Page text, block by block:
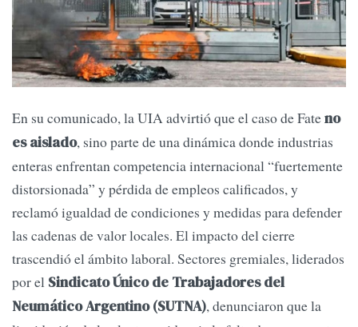
En su comunicado, la UIA advirtió que el caso de Fateno
es aislado, sino parte de una dinámica donde industrias
enteras enfrentan competencia internacional “fuertemente
distorsionada” y pérdida de empleos calificados, y
reclamó igualdad de condiciones y medidas para defender
las cadenas de valor locales. El impacto del cierre
trascendió el ámbito laboral. Sectores gremiales, liderados
por el Sindicato Único de Trabajadores del
Neumático Argentino (SUTNA), denunciaron que la